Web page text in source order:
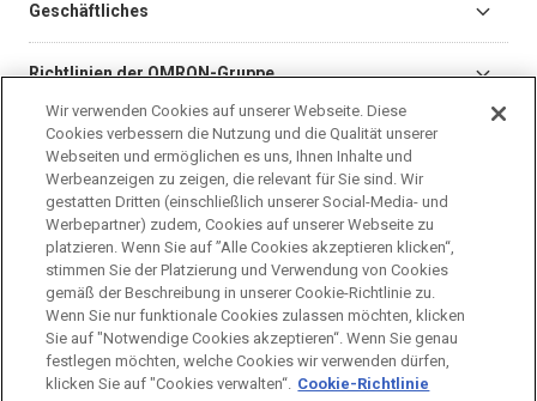
Geschäftliches
Richtlinien der OMRON-Gruppe
Virtuelle Ausstellungsräume
OMRON Unternehmen(EN) Datenschutzbestimmungen(EN)
Nutzungsbedingungen(EN)
Warnung vor betrügerischen E-
Mails(EN)
Wir verwenden Cookies auf unserer Webseite. Diese
Cookies verbessern die Nutzung und die Qualität unserer
Webseiten und ermöglichen es uns, Ihnen Inhalte und
Werbeanzeigen zu zeigen, die relevant für Sie sind. Wir
gestatten Dritten (einschließlich unserer Social-Media- und
Werbepartner) zudem, Cookies auf unserer Webseite zu
platzieren. Wenn Sie auf ”Alle Cookies akzeptieren klicken“,
stimmen Sie der Platzierung und Verwendung von Cookies
gemäß der Beschreibung in unserer Cookie-Richtlinie zu.
Wenn Sie nur funktionale Cookies zulassen möchten, klicken
Sie auf "Notwendige Cookies akzeptieren“. Wenn Sie genau
festlegen möchten, welche Cookies wir verwenden dürfen,
klicken Sie auf "Cookies verwalten“. Cookie-Richtlinie